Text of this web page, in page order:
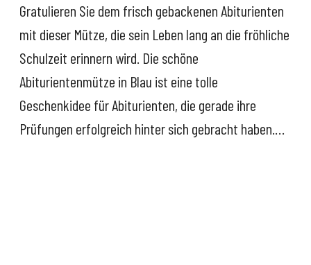
Gratulieren Sie dem frisch gebackenen Abiturienten
mit dieser Mütze, die sein Leben lang an die fröhliche
Schulzeit erinnern wird. Die schöne
Abiturientenmütze in Blau ist eine tolle
Geschenkidee für Abiturienten, die gerade ihre
Prüfungen erfolgreich hinter sich gebracht haben.